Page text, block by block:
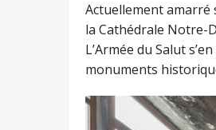
Actuellement amarré
la Cathédrale Notre-
L’Armée du Salut
monuments